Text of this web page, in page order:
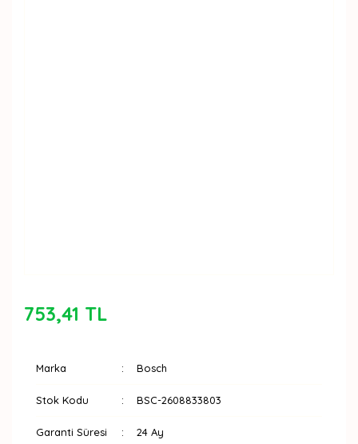
753,41 TL
Marka Bosch
Stok Kodu BSC-2608833803
Garanti Süresi 24 Ay